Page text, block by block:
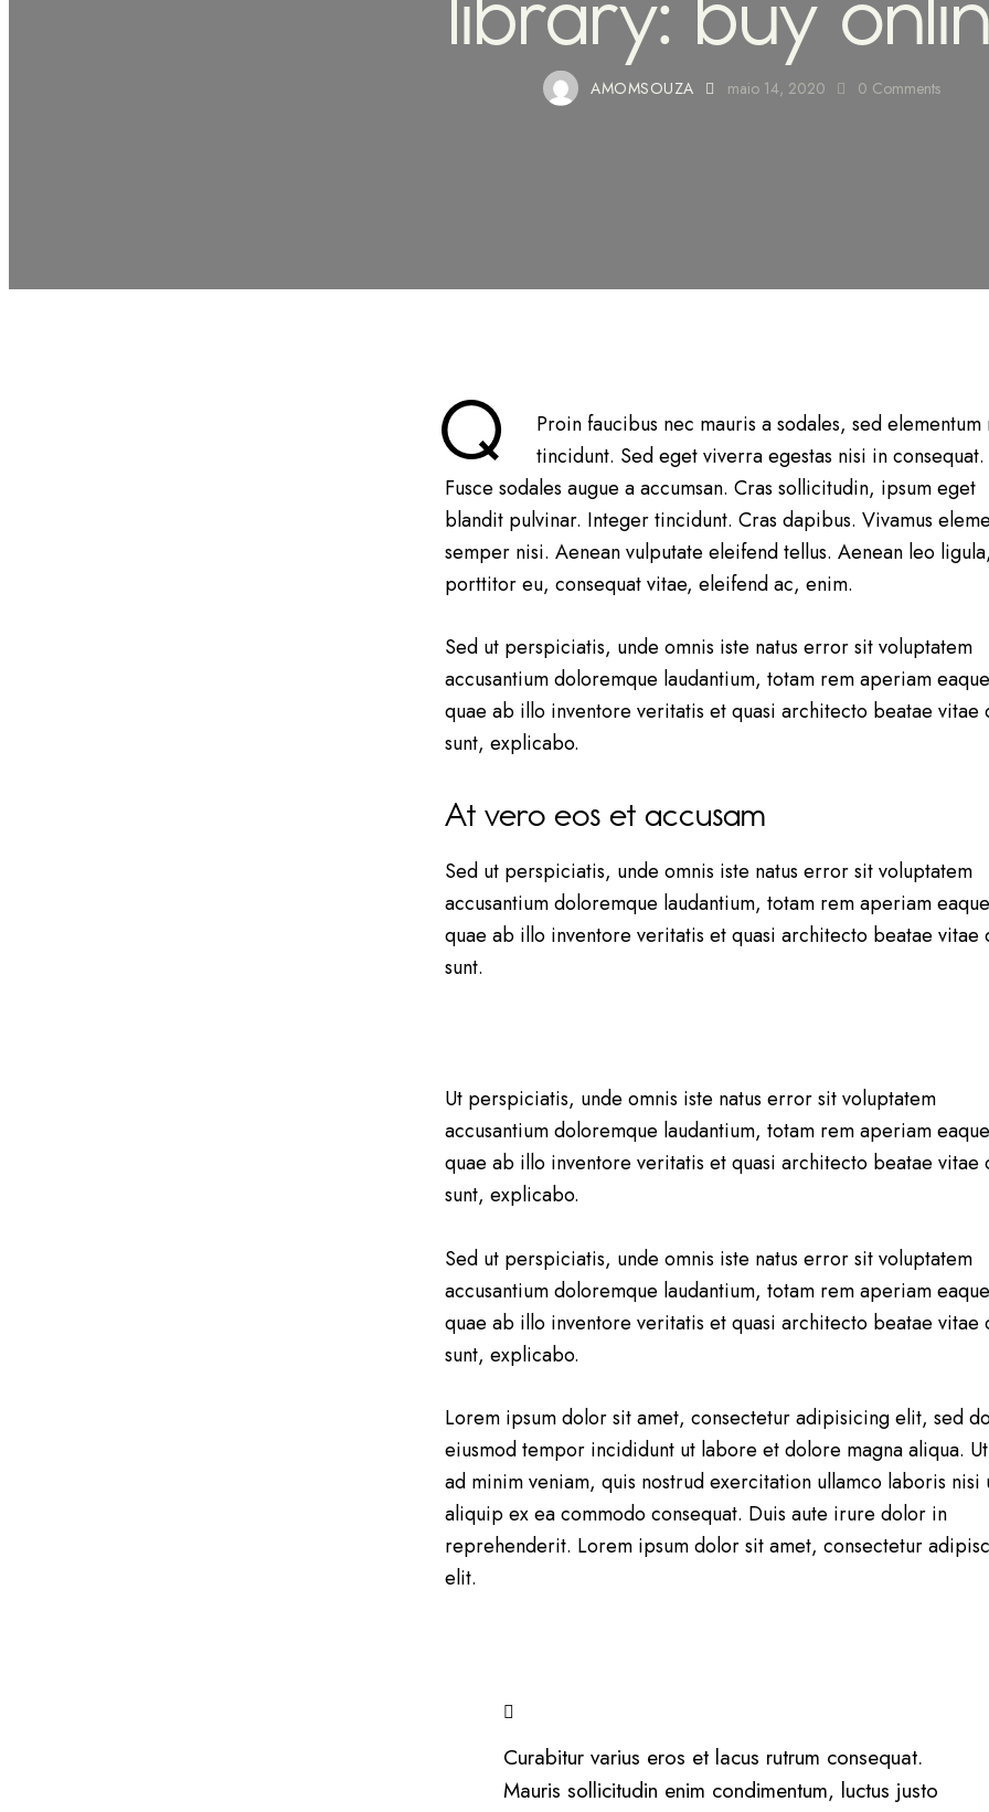
AMOMSOUZA maio 14, 2020 0 Comments
Q
Proin faucibus nec mauris a sodales, sed elementum
tincidunt. Sed eget viverra egestas nisi in consequat.
Fusce sodales augue a accumsan. Cras sollicitudin, ipsum eget
blandit pulvinar. Integer tincidunt. Cras dapibus. Vivamus
semper nisi. Aenean vulputate eleifend tellus. Aenean leo
porttitor eu, consequat vitae, eleifend ac, enim.
Sed ut perspiciatis, unde omnis iste natus error sit voluptatem
accusantium doloremque laudantium, totam rem aperiam
quae ab illo inventore veritatis et quasi architecto beatae vitae
sunt, explicabo.
At vero eos et accusam
Sed ut perspiciatis, unde omnis iste natus error sit voluptatem
accusantium doloremque laudantium, totam rem aperiam
quae ab illo inventore veritatis et quasi architecto beatae vitae
sunt.
Ut perspiciatis, unde omnis iste natus error sit voluptatem
accusantium doloremque laudantium, totam rem aperiam
quae ab illo inventore veritatis et quasi architecto beatae vitae
sunt, explicabo.
Sed ut perspiciatis, unde omnis iste natus error sit voluptatem
accusantium doloremque laudantium, totam rem aperiam
quae ab illo inventore veritatis et quasi architecto beatae vitae
sunt, explicabo.
Lorem ipsum dolor sit amet, consectetur adipisicing elit, sed
eiusmod tempor incididunt ut labore et dolore magna aliqua.
ad minim veniam, quis nostrud exercitation ullamco laboris nisi
aliquip ex ea commodo consequat. Duis aute irure dolor in
reprehenderit. Lorem ipsum dolor sit amet, consectetur
elit.
Curabitur varius eros et lacus rutrum consequat.
Mauris sollicitudin enim condimentum, luctus justo